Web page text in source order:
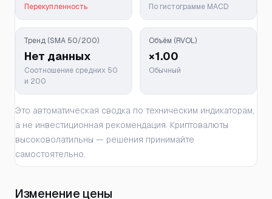
Перекупленность По гистограмме MACD
Тренд (SMA 50/200)
Нет данных
Соотношение средних 50
и 200
Объём (RVOL)
×1.00
Обычный
Это автоматическая сводка по техническим индикаторам,
а не инвестиционная рекомендация. Криптовалюты
высоковолатильны — решения принимайте
самостоятельно.
Изменение цены